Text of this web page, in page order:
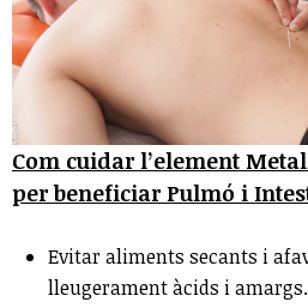
Com cuidar l’element
per beneficiar Pulmó i
Evitar aliments secants i
lleugerament àcids i amargs.